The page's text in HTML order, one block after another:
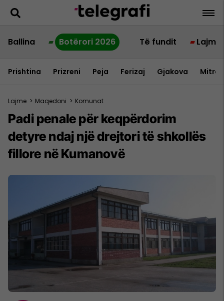
Ballina Botërori 2026 Të fundit Lajme
Prishtina Prizreni Peja Ferizaj Gjakova
Lajme > Maqedoni > Komunat
Padi penale për keqpërdorim
detyre ndaj një drejtori të shkollës
fillore në Kumanovë